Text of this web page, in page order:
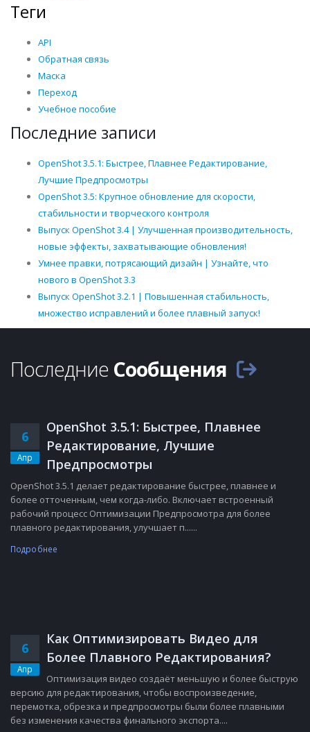
Теги
API
Обратная связь
Маска
Переход
Учебное пособие
Последние записи
OpenShot 3.5.1: Быстрее, Плавнее Редактирование,
Лучшие Предпросмотры
OpenShot 3.5: Крупное обновление для скорости,
стабильности и творческого контроля
Выпуск OpenShot 3.4 | Улучшенная производительность,
новые эффекты, захватывающие обновления!
Умнее правки, потрясающий дизайн | Узнайте, что
нового в OpenShot 3.3
Выпуск OpenShot 3.2.1 | Повышенная стабильность,
множество исправлений и более плавный запуск!
Последние Сообщения
6
Апр
OpenShot 3.5.1: Быстрее, Плавнее
Редактирование, Лучшие
Предпросмотры
OpenShot 3.5.1 делает редактирование быстрее, плавнее и
более отточенным, чем когда-либо. Включает встроенный
рабочий процесс Оптимизации Предпросмотра для более
плавного редактирования, улучшает п......
Подробнее
6
Апр
Как Оптимизировать Видео для
Более Плавного Редактирования?
Оптимизация видео создаёт меньшую и более быструю
версию для редактирования, чтобы воспроизведение,
перемотка, обрезка и предпросмотры были более плавными
без изменения качества финального экспорта....